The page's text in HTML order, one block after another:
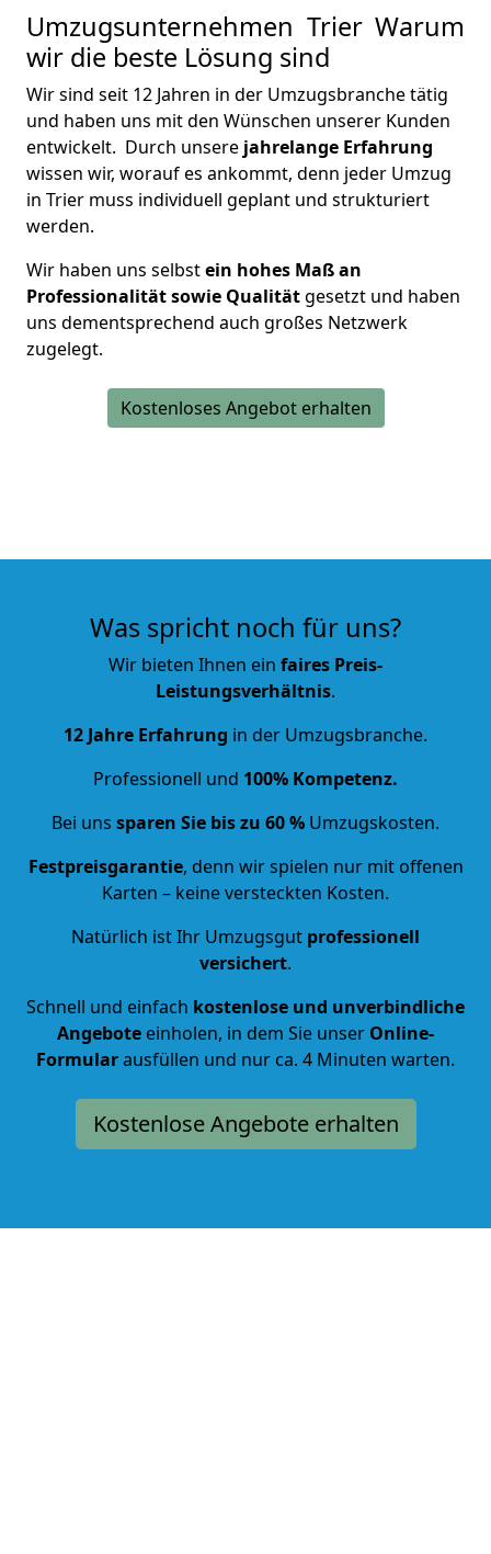
Umzugsunternehmen Trier Warum
wir die beste Lösung sind
Wir sind seit 12 Jahren in der Umzugsbranche tätig
und haben uns mit den Wünschen unserer Kunden
entwickelt. Durch unsere jahrelange Erfahrung
wissen wir, worauf es ankommt, denn jeder Umzug
in Trier muss individuell geplant und strukturiert
werden.
Wir haben uns selbstein hohes Maß an
Professionalität sowie Qualitätgesetzt und haben
uns dementsprechend auch großes Netzwerk
zugelegt.
Kostenloses Angebot erhalten
Was spricht noch für uns?
Wir bieten Ihnen ein faires Preis-
Leistungsverhältnis.
12 Jahre Erfahrung in der Umzugsbranche.
Professionell und 100% Kompetenz.
Bei uns sparen Sie bis zu 60 % Umzugskosten.
Festpreisgarantie, denn wir spielen nur mit offenen
Karten – keine versteckten Kosten.
Natürlich ist Ihr Umzugsgut professionell
versichert.
Schnell und einfach kostenlose und unverbindliche
Angebote einholen, in dem Sie unser Online-
Formularausfüllen und nur ca. 4 Minuten warten.
Kostenlose Angebote erhalten